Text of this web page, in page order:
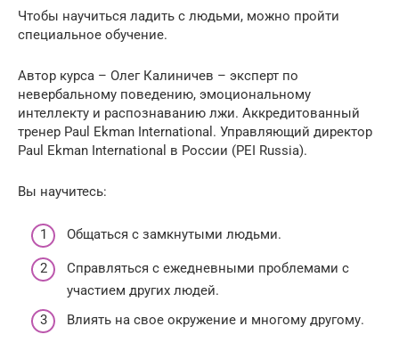
Чтобы научиться ладить с людьми, можно пройти
специальное обучение.
Автор курса – Олег Калиничев – эксперт по
невербальному поведению, эмоциональному
интеллекту и распознаванию лжи. Аккредитованный
тренер Paul Ekman International. Управляющий директор
Paul Ekman International в России (PEI Russia).
Вы научитесь:
Общаться с замкнутыми людьми.
Справляться с ежедневными проблемами с
участием других людей.
Влиять на свое окружение и многому другому.